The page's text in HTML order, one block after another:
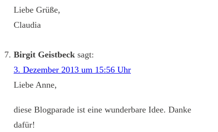
Liebe Grüße,
Claudia
Birgit Geistbeck sagt:
3. Dezember 2013 um 15:56 Uhr
Liebe Anne,
diese Blogparade ist eine wunderbare Idee. Danke
dafür!